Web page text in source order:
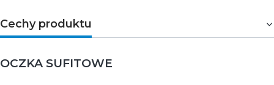
Cechy produktu
OCZKA SUFITOWE